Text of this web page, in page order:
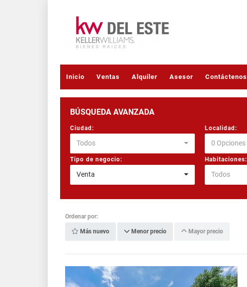
Inicio Ventas Alquiler Asesor Contáctenos
BÚSQUEDA AVANZADA
Ciudad:
Todos
Localidad:
0 Opciones
Tipo de negocio:
Venta
Habitaciones:
Todos
Ordenar por:
Más nuevo Menor precio Mayor precio